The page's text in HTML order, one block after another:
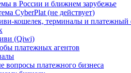
в России и ближнем зарубежье
CyberPlat (не действует)
кошелек, терминалы и платежный
(Qiwi)
платежных агентов
вопросы платежного бизнеса